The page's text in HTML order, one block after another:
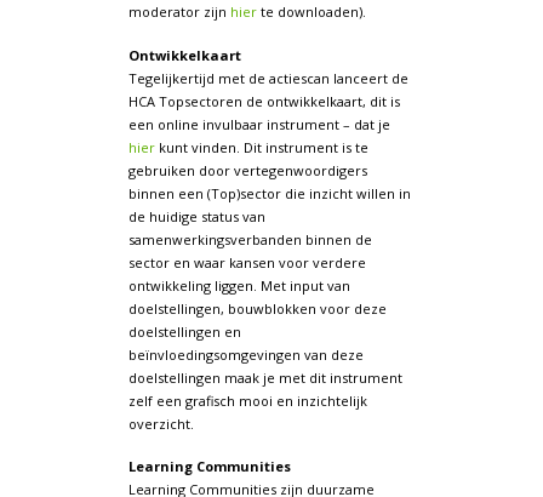
moderator zijn hierte downloaden).
Ontwikkelkaart
Tegelijkertijd met de actiescan lanceert de
HCA Topsectoren de ontwikkelkaart, dit is
een online invulbaar instrument – dat je
hierkunt vinden. Dit instrument is te
gebruiken door vertegenwoordigers
binnen een (Top)sector die inzicht willen in
de huidige status van
samenwerkingsverbanden binnen de
sector en waar kansen voor verdere
ontwikkeling liggen. Met input van
doelstellingen, bouwblokken voor deze
doelstellingen en
beïnvloedingsomgevingen van deze
doelstellingen maak je met dit instrument
zelf een grafisch mooi en inzichtelijk
overzicht.
Learning Communities
Learning Communities zijn duurzame